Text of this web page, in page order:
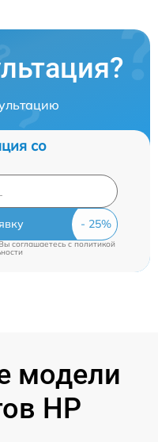
со
соглашаетесь cполитикой
модели
HP